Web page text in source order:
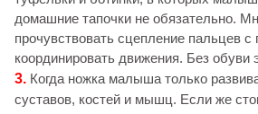
домашние тапочки не обязательно.
прочувствовать сцепление пальцев
координировать движения. Без обуви
3. Когда ножка малыша только
суставов, костей и мышц. Если же